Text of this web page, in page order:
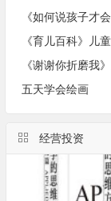
《如何说孩子才
《育儿百科》儿
《谢谢你折磨我
五天学会绘画
经营投资